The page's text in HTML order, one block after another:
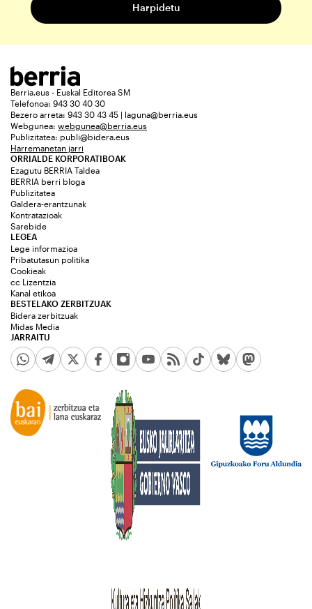
Berria.eus - Euskal Editorea SM
Telefonoa: 943 30 40 30
Bezero arreta: 943 30 43 45 | laguna@berria.eus
Webgunea: webgunea@berria.eus
Publizitatea: publi@bidera.eus
Harremanetan jarri
ORRIALDE KORPORATIBOAK
Ezagutu BERRIA Taldea
BERRIA berri bloga
Publizitatea
Galdera-erantzunak
Kontratazioak
Sarebide
JARRAITU
LEGEA
Lege informazioa
Pribatutasun politika
Cookieak
cc Lizentzia
Kanal etikoa
BESTELAKO ZERBITZUAK
Bidera zerbitzuak
Midas Media